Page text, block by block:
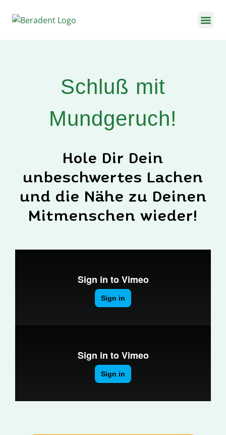
Schluß mit
Mundgeruch!
Hole Dir Dein
unbeschwertes Lachen
und die Nähe zu Deinen
Mitmenschen wieder!